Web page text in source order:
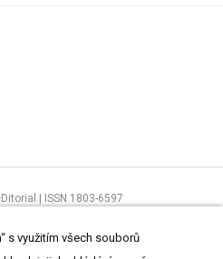
| ISSN 1803-6597
aZásady zpracování osobních údajů
s využitím všech souborů